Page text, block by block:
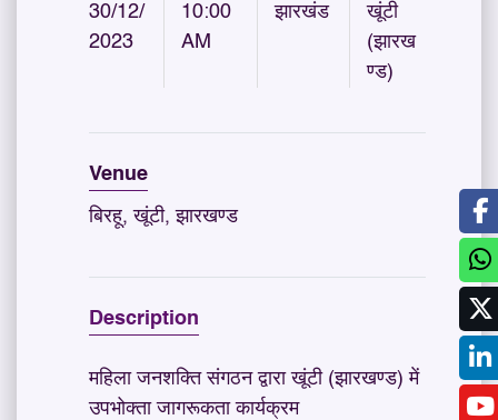
30/12/
2023
10:00
AM
झारखंड
खूंटी
(झारख
ण्ड)
Venue
बिरहू, खूंटी, झारखण्ड
Description
महिला जनशक्ति संगठन द्वारा खूंटी (झारखण्ड) में
उपभोक्ता जागरूकता कार्यक्रम